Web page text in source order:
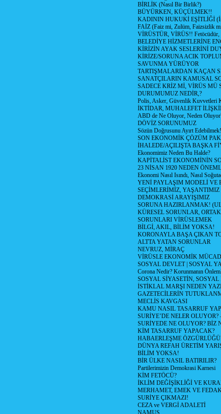
BİRLİK (Nasıl Bir Birlik?)
BÜYÜRKEN, KÜÇÜLMEK!!
KADININ HUKUKİ EŞİTLİĞİ
FAİZ (Faiz mi, Zulüm, Faizsizlik
VİRÜSTÜR, VİRÜS!! Fetöcüdür,
BELEDİYE HİZMETLERİNE
KİRİZİN AYAK SESLERİNİ
KİRİZE/SORUNA ACIK
SAVUNMA YÜRÜYOR
TARTIŞMALARDAN KAÇAN
SANATÇILARIN KAMUSAL
SADECE KRİZ Mİ, VİRÜS MÜ
DURUMUMUZ NEDİR,?
Polis, Asker, Güvenlik Kuvvetleri
İKTİDAR, MUHALEFET
ABD de Ne Oluyor, Neden
DÖVİZ SORUNUMUZ
Sözün Doğrusunu Ayırt Edebilmek!
SON EKONOMİK ÇÖZÜM
İHALEDE/AÇILIŞTA BAŞKA
Ekonomimiz Neden Bu Halde?
KAPİTALİST EKONOMİNİN
23 NİSAN 1920 NEDEN
Ekonomi Nasıl Isındı, Nasıl
YENİ PAYLAŞIM MODELİ VE
SEÇİMLERİMİZ, YAŞANTIMIZ
DEMOKRASİ ARAYIŞIMIZ
SORUNA HAZIRLANMAK!
KÜRESEL SORUNLAR,
SORUNLARI VİRÜSLEMEK
BİLGİ, AKIL, BİLİM YOKSA!
KORONAYLA BAŞA ÇIKAN
ALTTA YATAN SORUNLAR
NEVRUZ, MİRAÇ
VİRÜSLE EKONOMİK
SOSYAL DEVLET | SOSYAL
Corona Nedir? Korunmanın
SOSYAL SİYASETİN,
İSTİKLAL MARŞI NEDEN
GAZETECİLERİN
MECLİS KAVGASI
KAMU NASIL TASARRUF
SURİYE’DE NELER OLUYOR?
SURİYEDE NE OLUYOR? BİZ
KİM TASARRUF YAPACAK?
HABAERLEŞME
DÜNYA REFAH ÜRETİM
BİLİM YOKSA!
BİR ÜLKE NASIL BATIRILIR?
Partilerimizin Demokrasi Karnesi
KİM FETÖCÜ?
İKLİM DEĞİŞİKLİĞİ VE
MERHAMET, EMEK VE
SURİYE ÇIKMAZI!
CEZA ve VERGİ ADALETİ
NAMUS